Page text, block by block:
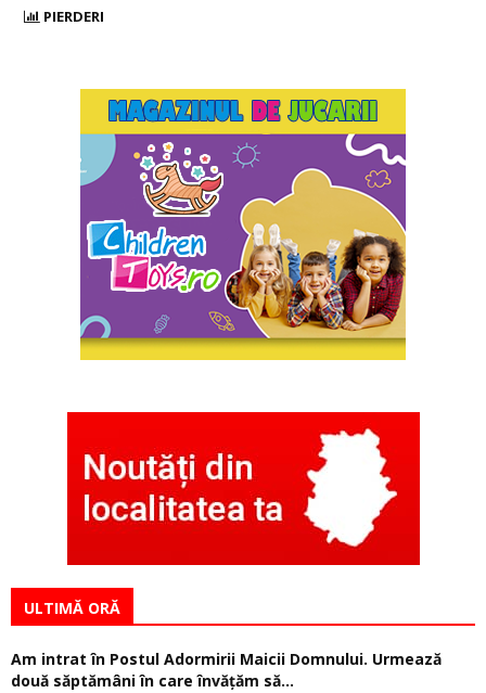
PIERDERI
ULTIMĂ ORĂ
Am intrat în Postul Adormirii Maicii Domnului. Urmează
două săptămâni în care învăţăm să...